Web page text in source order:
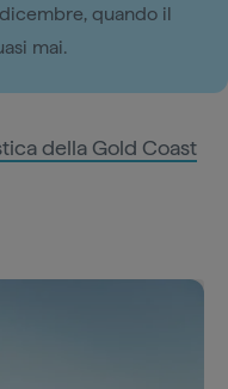
quando il
mai.
della Gold Coast